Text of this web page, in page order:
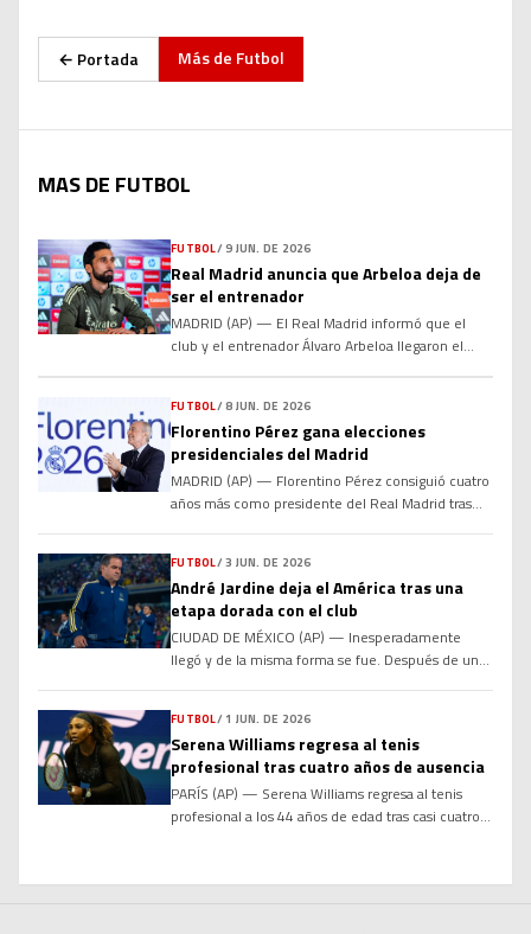
← Portada Más de Futbol
MAS DE FUTBOL
FUTBOL/9 JUN. DE 2026
Real Madrid anuncia que Arbeloa deja de
ser el entrenador
MADRID (AP) — El Real Madrid informó que el
club y el entrenador Álvaro Arbeloa llegaron el
campeón de Europa ahora parece encaminado a
contratar de vuelta al exentrenador José Mourinho.
El Madrid manifestó que se siente “muy
agradecido” […]
FUTBOL/8 JUN. DE 2026
Florentino Pérez gana elecciones
presidenciales del Madrid
MADRID (AP) — Florentino Pérez consiguió cuatro
años más como presidente del Real Madrid tras
poco después de que el canal de televisión del
club del Real Madrid informara que había
derrotado al aspirante Enrique Riquelme. El […]
FUTBOL/3 JUN. DE 2026
André Jardine deja el América tras una
etapa dorada con el club
CIUDAD DE MÉXICO (AP) — Inesperadamente
llegó y de la misma forma se fue. Después de una
América y el entrenador brasileño André Jardine
pusieron fin a su relación, informó el equipo el
miércoles. Jardine, de 46 años, arribó a las […]
FUTBOL/ 1 JUN. DE 2026
Serena Williams regresa al tenis
profesional tras cuatro años de ausencia
PARÍS (AP) — Serena Williams regresa al tenis
profesional a los 44 años de edad tras casi cuatro
invitación de wild card para jugar dobles en el